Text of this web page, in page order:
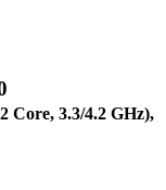
Core, 3.3/4.2 GHz),